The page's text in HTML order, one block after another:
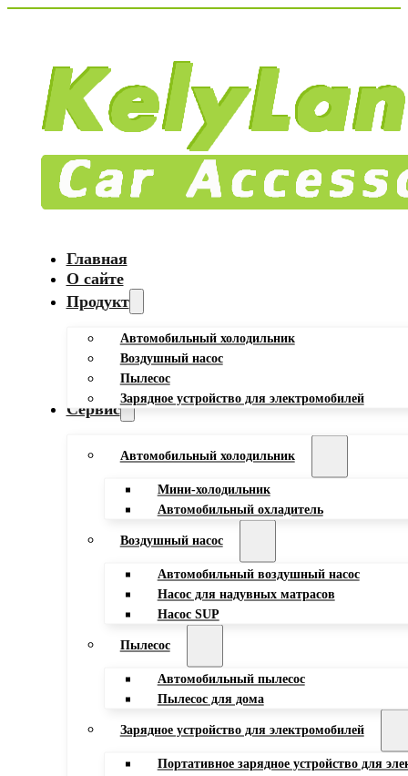
Главная
О сайте
Продукт
Автомобильный холодильник
Воздушный насос
Пылесос
Зарядное устройство для электромобилей
Сервис
Автомобильный холодильник
Мини-холодильник
Автомобильный охладитель
Воздушный насос
Автомобильный воздушный насос
Насос для надувных матрасов
Насос SUP
Пылесос
Автомобильный пылесос
Пылесос для дома
Зарядное устройство для электромобилей
Портативное зарядное устройство для